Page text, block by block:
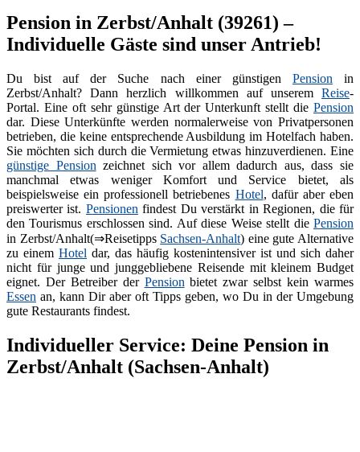
Pension in Zerbst/Anhalt (39261) –
Individuelle Gäste sind unser Antrieb!
Du bist auf der Suche nach einer günstigen Pension in
Zerbst/Anhalt? Dann herzlich willkommen auf unserem Reise-
Portal. Eine oft sehr günstige Art der Unterkunft stellt die Pension
dar. Diese Unterkünfte werden normalerweise von Privatpersonen
betrieben, die keine entsprechende Ausbildung im Hotelfach haben.
Sie möchten sich durch die Vermietung etwas hinzuverdienen. Eine
günstige Pension zeichnet sich vor allem dadurch aus, dass sie
manchmal etwas weniger Komfort und Service bietet, als
beispielsweise ein professionell betriebenes Hotel, dafür aber eben
preiswerter ist. Pensionen findest Du verstärkt in Regionen, die für
den Tourismus erschlossen sind. Auf diese Weise stellt die Pension
in Zerbst/Anhalt(⇒Reisetipps Sachsen-Anhalt) eine gute Alternative
zu einem Hotel dar, das häufig kostenintensiver ist und sich daher
nicht für junge und junggebliebene Reisende mit kleinem Budget
eignet. Der Betreiber der Pension bietet zwar selbst kein warmes
Essen an, kann Dir aber oft Tipps geben, wo Du in der Umgebung
gute Restaurants findest.
Individueller Service: Deine Pension in
Zerbst/Anhalt (Sachsen-Anhalt)